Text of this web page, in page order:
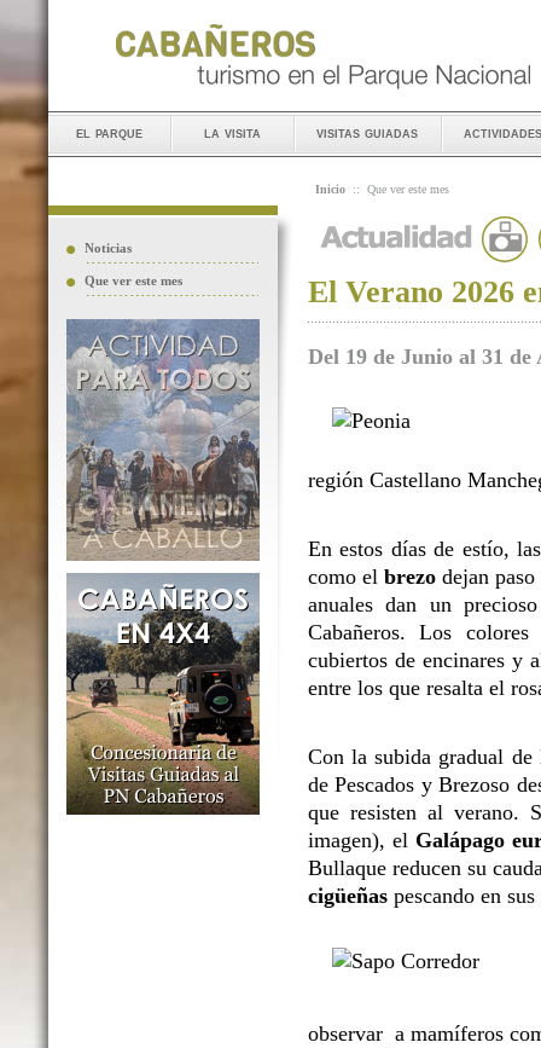
el parque la visita visitas guiadas actividades
Noticias
Que ver este mes
Inicio :: Que ver este mes
El Verano 2026
Del 19 de Junio al 31 de
región Castellano
En estos días de estío,
como elbrezodejan
anuales dan un
Cabañeros. Los
cubiertos de encinares y
entre los que resalta el
Con la subida gradual de
de Pescados y Brezoso
que resisten al verano.
imagen), el Galápago
Bullaque reducen su
cigüeñas pescando en
observar a mamíferos